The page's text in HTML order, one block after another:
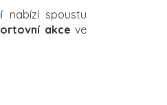
nabízí spoustu
akce ve